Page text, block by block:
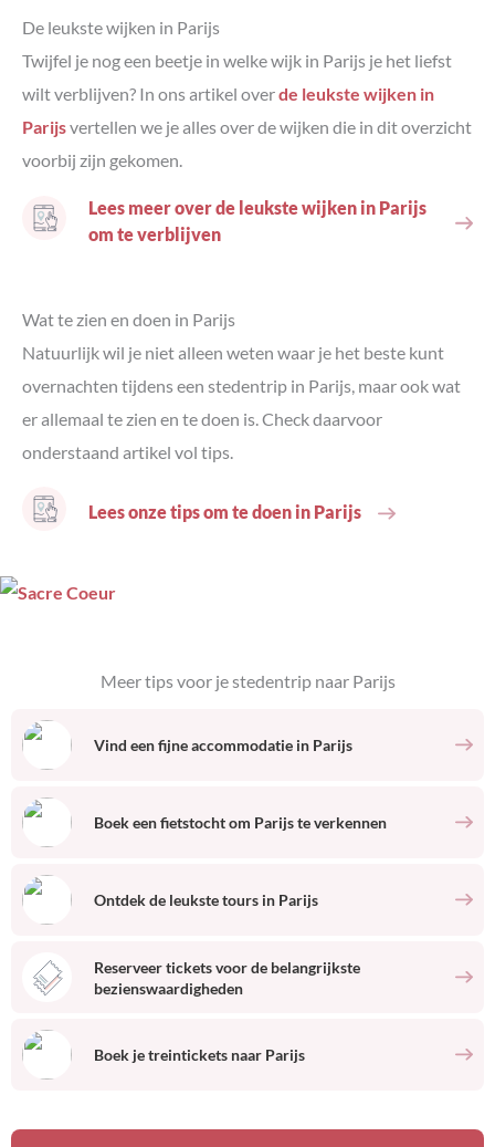
De leukste wijken in Parijs
Twijfel je nog een beetje in welke wijk in Parijs je het liefst
wilt verblijven? In ons artikel overde leukste wijken in
Parijsvertellen we je alles over de wijken die in dit overzicht
voorbij zijn gekomen.
Lees meer over de leukste wijken in Parijs
om te verblijven
Wat te zien en doen in Parijs
Natuurlijk wil je niet alleen weten waar je het beste kunt
overnachten tijdens een stedentrip in Parijs, maar ook wat
er allemaal te zien en te doen is. Check daarvoor
onderstaand artikel vol tips.
Lees onze tips om te doen in Parijs
Meer tips voor je stedentrip naar Parijs
Vind een fijne accommodatie in Parijs
Boek een fietstocht om Parijste verkennen
Ontdek de leukste tours in Parijs
Reserveer tickets voor de belangrijkste
bezienswaardigheden
Boek je treintickets naar Parijs